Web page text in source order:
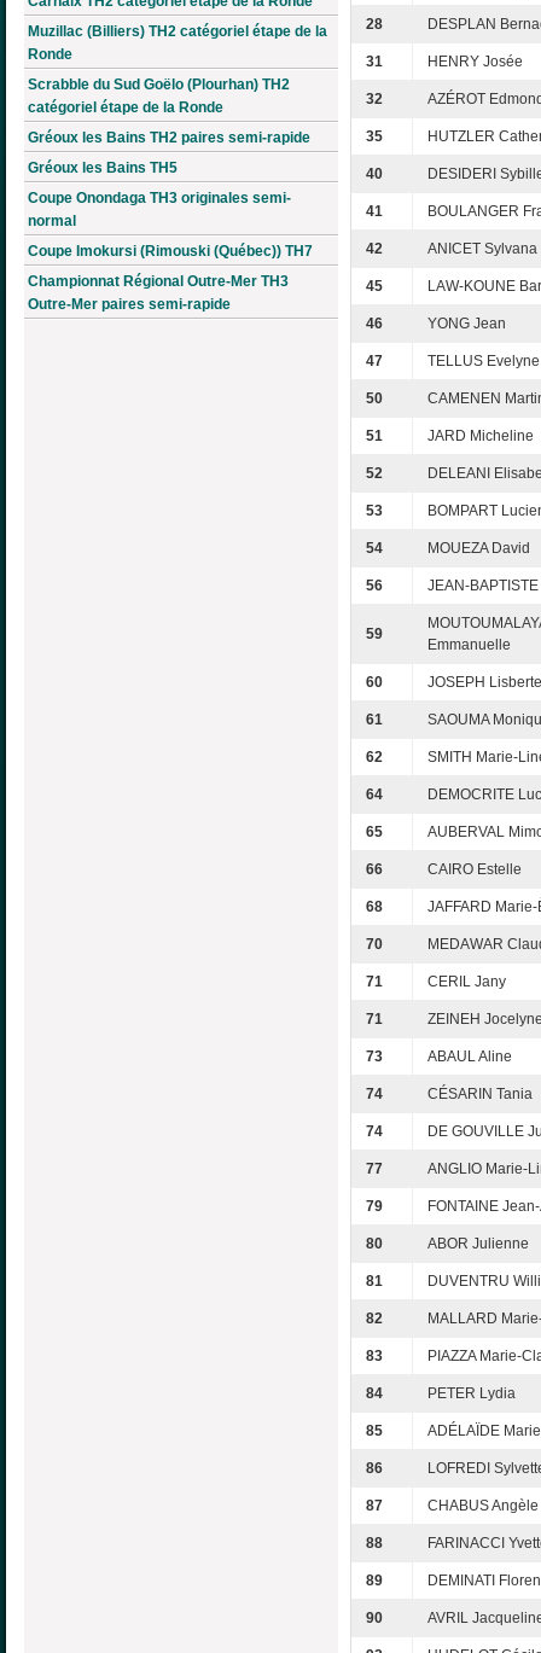
Muzillac (Billiers) TH2 catégoriel étape de la
Ronde
Scrabble du Sud Goëlo (Plourhan) TH2
catégoriel étape de la Ronde
Gréoux les Bains TH2 paires semi-rapide
Gréoux les Bains TH5
Coupe Onondaga TH3 originales semi-
normal
Coupe Imokursi (Rimouski (Québec)) TH7
Championnat Régional Outre-Mer TH3
Outre-Mer paires semi-rapide
28 DESPLAN
31 HENRY Josée
32 AZÉROT
35 HUTZLER
40 DESIDERI
41 BOULANGER
42 ANICET Sylvana
45 LAW-KOUNE
46 YONG Jean
47 TELLUS Evelyne
50 CAMENEN
51 JARD Micheline
52 DELEANI
53 BOMPART
54 MOUEZA David
56 JEAN-
59
Emmanuelle
60 JOSEPH Lisberte
61 SAOUMA
62 SMITH Marie-
64 DEMOCRITE
65 AUBERVAL
66 CAIRO Estelle
68 JAFFARD Marie-
70 MEDAWAR
71 CERIL Jany
71 ZEINEH
73 ABAUL Aline
74 CÉSARIN Tania
74 DE GOUVILLE
77 ANGLIO Marie-
79 FONTAINE
80 ABOR Julienne
81 DUVENTRU
82 MALLARD
83 PIAZZA Marie-
84 PETER Lydia
85 ADÉLAÏDE
86 LOFREDI
87 CHABUS Angèle
88 FARINACCI
89 DEMINATI
90 AVRIL